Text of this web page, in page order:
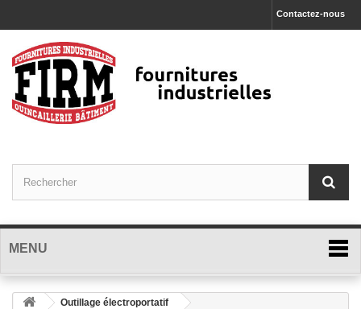
Contactez-nous
MENU
Outillage électroportatif